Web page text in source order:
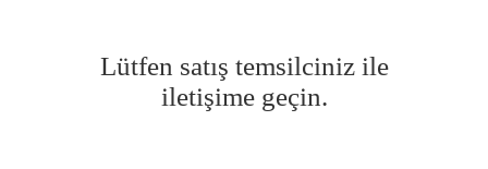
Lütfen satış temsilciniz ile
iletişime geçin.